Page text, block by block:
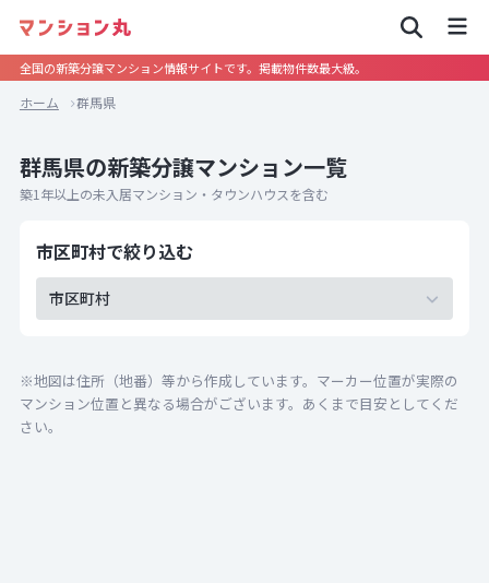
全国の新築分譲マンション情報サイトです。掲載物件数最大級。
ホーム 群馬県
群馬県の新築分譲マンション一覧
築1年以上の未入居マンション・タウンハウスを含む
市区町村で絞り込む
市区町村
※地図は住所（地番）等から作成しています。マーカー位置が実際の
マンション位置と異なる場合がございます。あくまで目安としてくだ
さい。